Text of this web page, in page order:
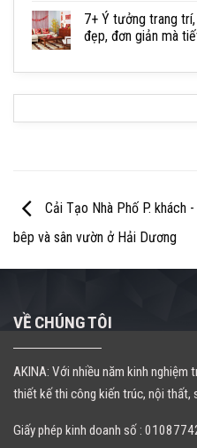
7+ Ý tưởng trang
đẹp, đơn giản mà
Cải Tạo Nhà Phố P. khách -
bêp và sân vườn ở Hải Dương
VỀ CHÚNG TÔI
AKINA: Với nhiều năm kinh nghiệm
thiết kế thi công kiến trúc, nội thất,
Giấy phép kinh doanh số :